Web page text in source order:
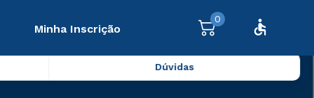
Minha Inscrição
0
Dúvidas